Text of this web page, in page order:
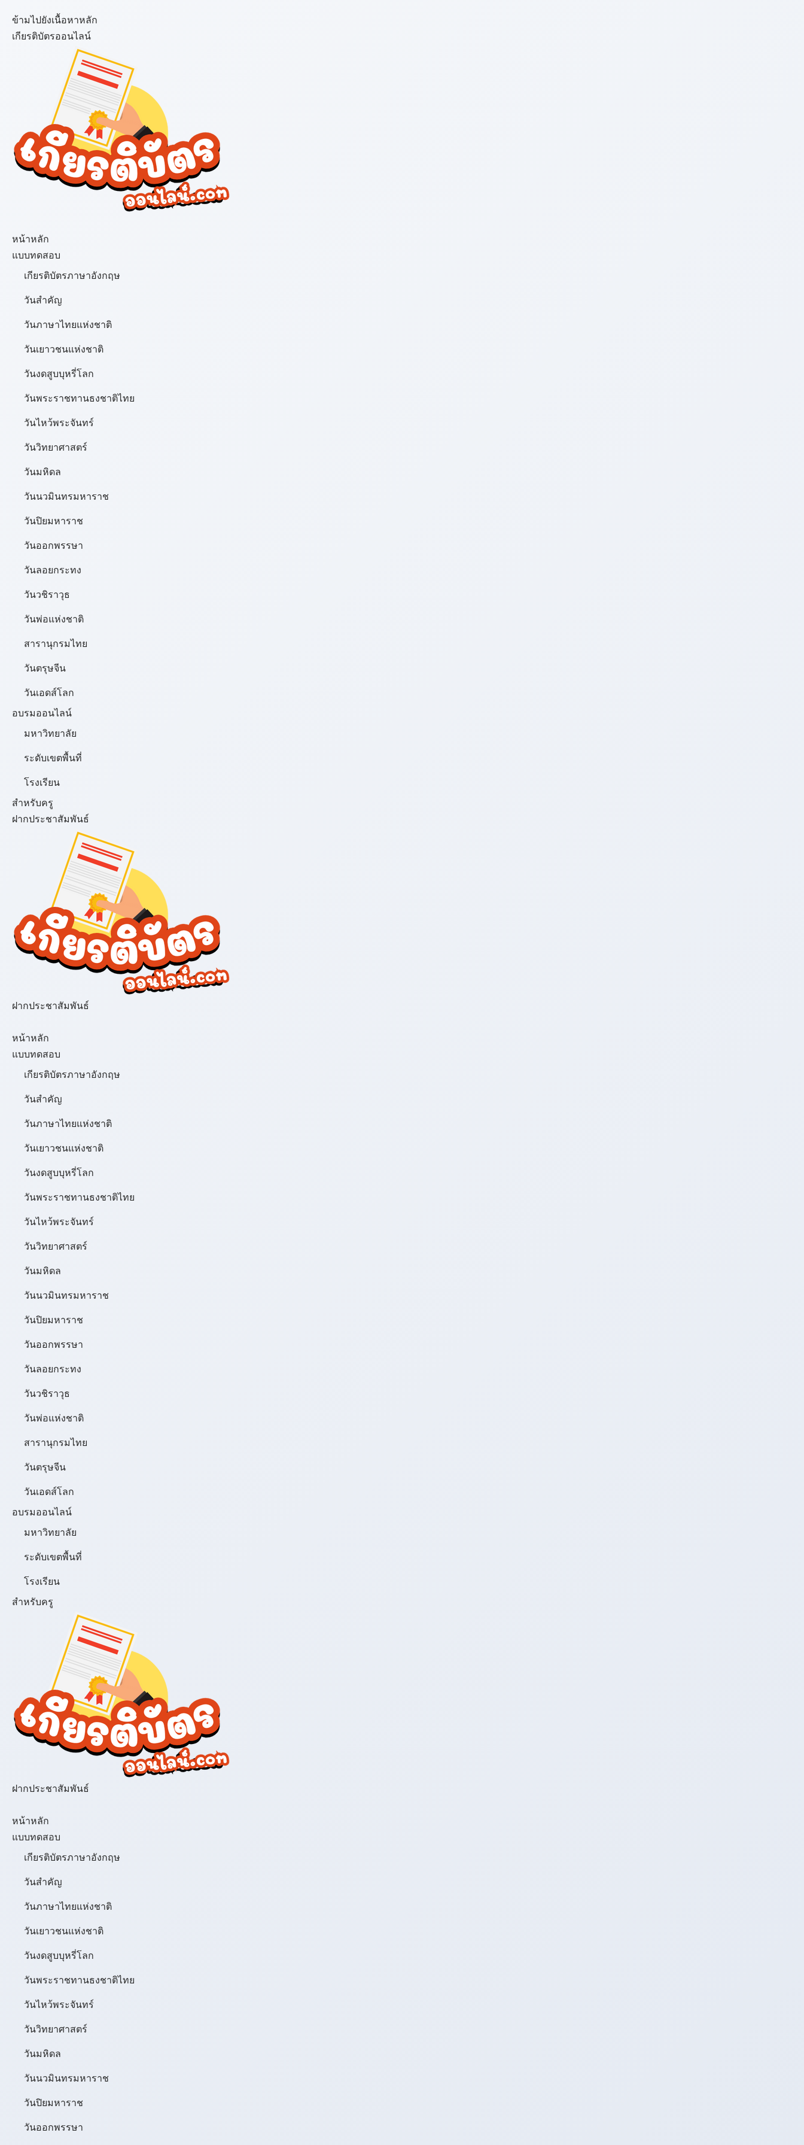
ข้ามไปยังเนื้อหาหลัก
เกียรติบัตรออนไลน์
หน้าหลัก
แบบทดสอบ
เกียรติบัตรภาษาอังกฤษ
วันสำคัญ
วันภาษาไทยแห่งชาติ
วันเยาวชนแห่งชาติ
วันงดสูบบุหรี่โลก
วันพระราชทานธงชาติไทย
วันไหว้พระจันทร์​
วันวิทยาศาสตร์
วันมหิดล
วันนวมินทรมหาราช
วันปิยมหาราช
วันออกพรรษา
วันลอยกระทง
วันวชิราวุธ
วันพ่อแห่งชาติ
สารานุกรมไทย
วันตรุษจีน
วันเอดส์โลก
อบรมออนไลน์
มหาวิทยาลัย
ระดับเขตพื้นที่
โรงเรียน
สำหรับครู
ฝากประชาสัมพันธ์
ฝากประชาสัมพันธ์
หน้าหลัก
แบบทดสอบ
เกียรติบัตรภาษาอังกฤษ
วันสำคัญ
วันภาษาไทยแห่งชาติ
วันเยาวชนแห่งชาติ
วันงดสูบบุหรี่โลก
วันพระราชทานธงชาติไทย
วันไหว้พระจันทร์​
วันวิทยาศาสตร์
วันมหิดล
วันนวมินทรมหาราช
วันปิยมหาราช
วันออกพรรษา
วันลอยกระทง
วันวชิราวุธ
วันพ่อแห่งชาติ
สารานุกรมไทย
วันตรุษจีน
วันเอดส์โลก
อบรมออนไลน์
มหาวิทยาลัย
ระดับเขตพื้นที่
โรงเรียน
สำหรับครู
ฝากประชาสัมพันธ์
หน้าหลัก
แบบทดสอบ
เกียรติบัตรภาษาอังกฤษ
วันสำคัญ
วันภาษาไทยแห่งชาติ
วันเยาวชนแห่งชาติ
วันงดสูบบุหรี่โลก
วันพระราชทานธงชาติไทย
วันไหว้พระจันทร์​
วันวิทยาศาสตร์
วันมหิดล
วันนวมินทรมหาราช
วันปิยมหาราช
วันออกพรรษา